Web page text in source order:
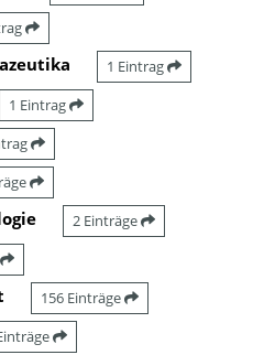
1 Eintrag
1 Eintrag
2 Einträge
156 Einträge